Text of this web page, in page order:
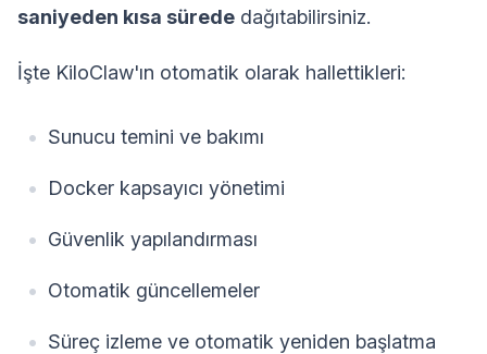
saniyeden kısa sürede dağıtabilirsiniz.
İşte KiloClaw'ın otomatik olarak hallettikleri:
Sunucu temini ve bakımı
Docker kapsayıcı yönetimi
Güvenlik yapılandırması
Otomatik güncellemeler
Süreç izleme ve otomatik yeniden başlatma